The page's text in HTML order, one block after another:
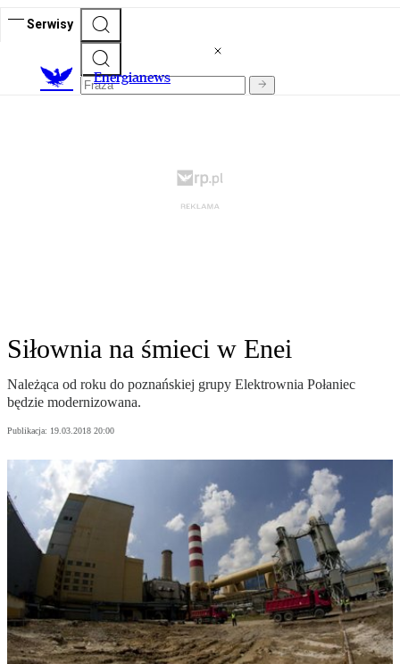
Serwisy
Energianews
Siłownia na śmieci w Enei
Należąca od roku do poznańskiej grupy Elektrownia Połaniec
będzie modernizowana.
Publikacja: 19.03.2018 20:00